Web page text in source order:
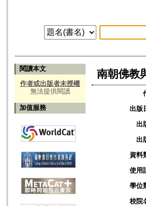
閱讀本文
作者或出版者未授權
無法提供閱讀
加值服務
南朝佛教
出版
出
出
資料
使用
學位
校院